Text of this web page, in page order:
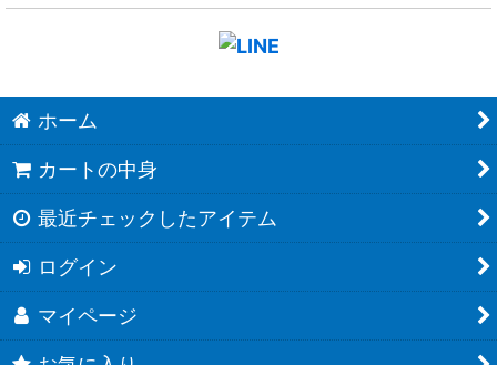
ホーム
カートの中身
最近チェックしたアイテム
ログイン
マイページ